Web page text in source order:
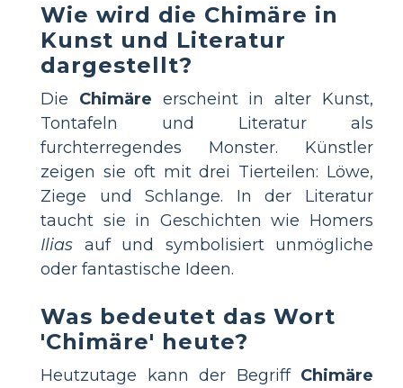
Wie wird die Chimäre in
Kunst und Literatur
dargestellt?
Die Chimäre erscheint in alter Kunst,
Tontafeln und Literatur als
furchterregendes Monster. Künstler
zeigen sie oft mit drei Tierteilen: Löwe,
Ziege und Schlange. In der Literatur
taucht sie in Geschichten wie Homers
Ilias auf und symbolisiert unmögliche
oder fantastische Ideen.
Was bedeutet das Wort
'Chimäre' heute?
Heutzutage kann der Begriff Chimäre